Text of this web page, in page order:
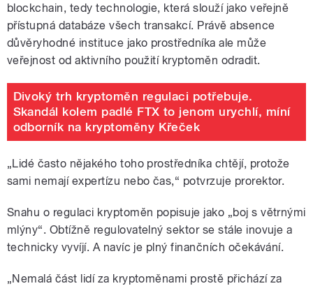
blockchain, tedy technologie, která slouží jako veřejně
přístupná databáze všech transakcí. Právě absence
důvěryhodné instituce jako prostředníka ale může
veřejnost od aktivního použití kryptoměn odradit.
Divoký trh kryptoměn regulaci potřebuje.
Skandál kolem padlé FTX to jenom urychlí, míní
odborník na kryptoměny Křeček
„Lidé často nějakého toho prostředníka chtějí, protože
sami nemají expertízu nebo čas,“ potvrzuje prorektor.
Snahu o regulaci kryptoměn popisuje jako „boj s větrnými
mlýny“. Obtížně regulovatelný sektor se stále inovuje a
technicky vyvíjí. A navíc je plný finančních očekávání.
„Nemalá část lidí za kryptoměnami prostě přichází za